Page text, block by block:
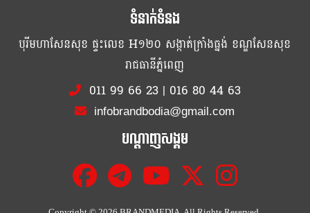
ទំនាក់ទំនង
បុរីមហាសែនសុខ ផ្ទះលេខ H១២០ សង្កាត់ក្រាំងធ្នង់ ខណ្ឌសែនសុខ
រាជធានីភ្នំពេញ
011 99 66 23| 016 80 44 63
infobrandbodia@gmail.com
បណ្ដាញសង្គម